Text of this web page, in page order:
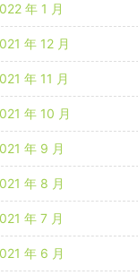
年 1 月
年 12 月
年 11 月
年 10 月
年 9 月
年 8 月
年 7 月
年 6 月